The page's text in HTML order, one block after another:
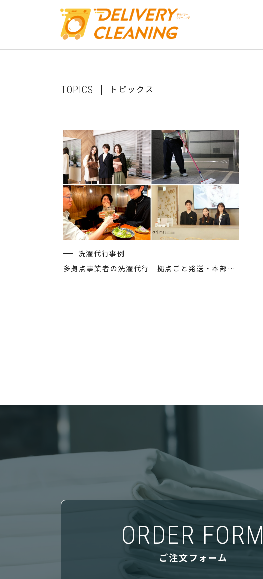
TOPICS ト ピ ッ ク ス
洗濯代行事例
多拠点事業者の洗濯代行｜拠点ごと発送・本部一括精算・スポット定期併用OK（アイラッシュサロン・写真スタジオ・着物レンタルチェーン対応）
ORDER FORM
ご注文フォーム